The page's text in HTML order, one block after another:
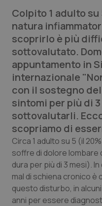
QS Pro
Professionisti
Abruzzo
Basilicata
Calabria
Campania
Emilia-Romagna
Friuli Venezia
QS Pro Gold
Artrite & artrosi
Asma & BPCO
Car-T
Colesterolo &
Dermatite Atopica
QS Club Newsletter
Colpito 1 adulto su
natura
scoprirlo è più
sottovalutato.
appuntamento in
internazionale
con il sostegno
sintomi per più di
sottovalutarli.
scopriamo di
Circa 1 adulto su 5 (il
soffre di dolore lombare
dura per più di 3 mesi).
mal di schiena cronico è
questo disturbo, in
anni per essere